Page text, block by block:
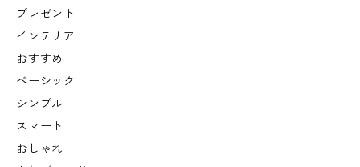
プレゼント
インテリア
おすすめ
ベーシック
シンプル
スマート
おしゃれ